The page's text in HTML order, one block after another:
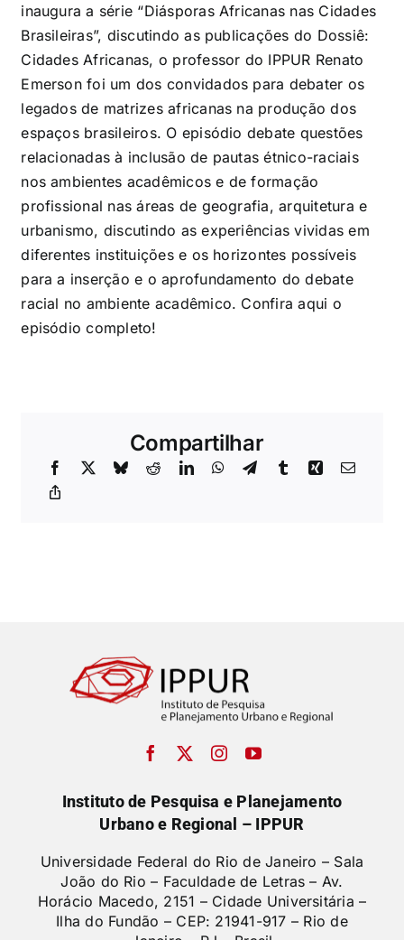
inaugura a série “Diásporas Africanas nas Cidades
Brasileiras”, discutindo as publicações do Dossiê:
Cidades Africanas, o professor do IPPUR Renato
Emerson foi um dos convidados para debater os
legados de matrizes africanas na produção dos
espaços brasileiros. O episódio debate questões
relacionadas à inclusão de pautas étnico-raciais
nos ambientes acadêmicos e de formação
profissional nas áreas de geografia, arquitetura e
urbanismo, discutindo as experiências vividas em
diferentes instituições e os horizontes possíveis
para a inserção e o aprofundamento do debate
racial no ambiente acadêmico. Confiraaqui o
episódio completo!
Compartilhar
Instituto de Pesquisa e Planejamento
Urbano e Regional – IPPUR
Universidade Federal do Rio de Janeiro – Sala
João do Rio – Faculdade de Letras – Av.
Horácio Macedo, 2151 – Cidade Universitária –
Ilha do Fundão – CEP: 21941-917 – Rio de